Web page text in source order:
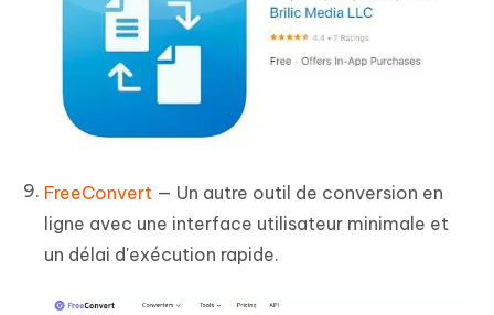
FreeConvert — Un autre outil de conversion en
ligne avec une interface utilisateur minimale et
un délai d'exécution rapide.